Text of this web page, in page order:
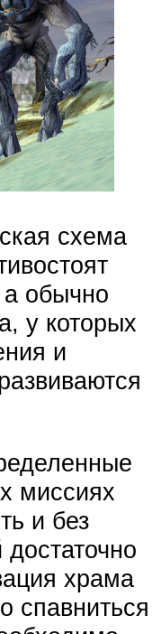
схема
а обычно
у которых
и
миссиях
и без
храма
спавниться